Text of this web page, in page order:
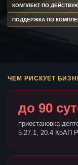
КОМПЛЕКТ ПО
ПОДДЕРЖКА ПО
ЧЕМ РИСКУЕТ
до 90
приостановка
5.27.1, 20.4 КоАП